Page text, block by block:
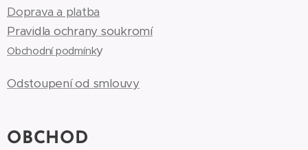
Doprava a platba
Pravidla ochrany soukromí
Obchodní podmínky
Odstoupení od smlouvy
OBCHOD